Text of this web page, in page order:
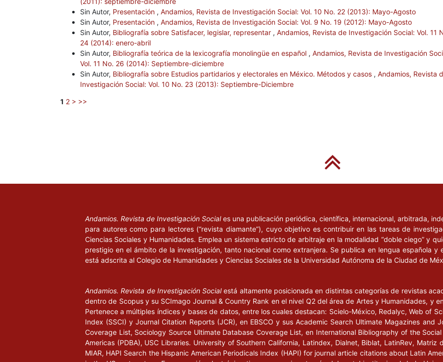
Sin Autor, Presentación , Andamios, Revista de Investigación Social: Vol. 10 No. 22 (2013): Mayo-Agosto
Sin Autor, Presentación , Andamios, Revista de Investigación Social: Vol. 9 No. 19 (2012): Mayo-Agosto
Sin Autor, Bibliografía sobre Satisfacer, legislar, representar , Andamios, Revista de Investigación Social: Vol. 11
24 (2014): enero-abril
Sin Autor, Bibliografía teórica de la lexicografía monolingüe en español , Andamios, Revista de Investigación
Vol. 11 No. 26 (2014): Septiembre-diciembre
Sin Autor, Bibliografía sobre Estudios partidarios y electorales en México. Métodos y casos , Andamios, Revista
Investigación Social: Vol. 10 No. 23 (2013): Septiembre-Diciembre
1 2 > >>
Andamios. Revista de Investigación Sociales una publicación periódica, científica, internacional, arbitrada,
para autores como para lectores (“revista diamante”), cuyo objetivo es contribuir en las tareas de
Ciencias Sociales y Humanidades. Emplea un sistema estricto de arbitraje en la modalidad “doble ciego” y
prestigio en el ámbito de la investigación, tanto nacional como extranjera. Se publica en lengua española
está adscrita al Colegio de Humanidades y Ciencias Sociales de la Universidad Autónoma de la Ciudad de
Andamios. Revista de Investigación Socialestá altamente posicionada en distintas categorías de revistas
dentro de Scopus y su SCImago Journal & Country Rank en el nivel Q2 del área de Artes y Humanidades, y
Pertenece a múltiples índices y bases de datos, entre los cuales destacan: Scielo-México, Redalyc, Web of
Index (SSCI) y Journal Citation Reports (JCR), en EBSCO y sus Academic Search Ultimate Magazines and
Coverage List, Sociology Source Ultimate Database Coverage List, en International Bibliography of the
Americas (PDBA), USC Libraries. University of Southern California, Latindex, Dialnet, Biblat, LatinRev, Matriz
MIAR, HAPI Search the Hispanic American Periodicals Index (HAPI) for journal article citations about Latin